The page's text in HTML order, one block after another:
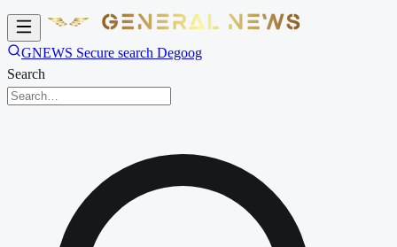
GNEWS Secure search Degoog
Search